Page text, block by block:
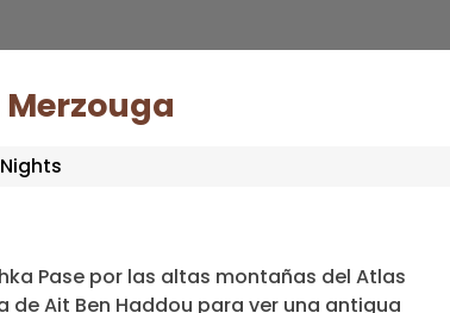
Merzouga
Pase por las altas montañas del Atlas
Ait Ben Haddou para ver una antigua